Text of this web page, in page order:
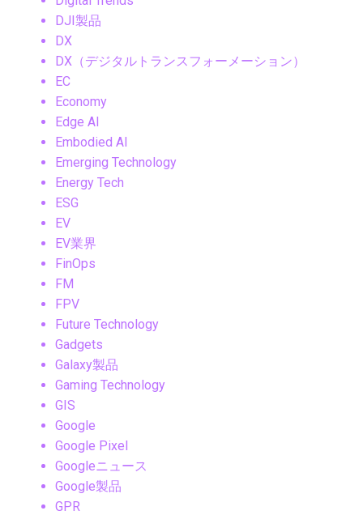
DJI製品
DX
DX（デジタルトランスフォーメーション）
EC
Economy
Edge AI
Embodied AI
Emerging Technology
Energy Tech
ESG
EV
EV業界
FinOps
FM
FPV
Future Technology
Gadgets
Galaxy製品
Gaming Technology
GIS
Google
Google Pixel
Googleニュース
Google製品
GPR